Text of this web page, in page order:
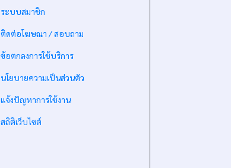
ระบบสมาชิก
ติดต่อโฆษณา / สอบถาม
ข้อตกลงการใช้บริการ
นโยบายความเป็นส่วนตัว
แจ้งปัญหาการใช้งาน
สถิติเว็บไซต์